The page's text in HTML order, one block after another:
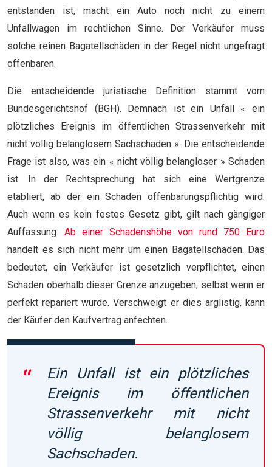
entstanden ist, macht ein Auto noch nicht zu einem
Unfallwagen im rechtlichen Sinne. Der Verkäufer muss
solche reinen Bagatellschäden in der Regel nicht ungefragt
offenbaren.
Die entscheidende juristische Definition stammt vom
Bundesgerichtshof (BGH). Demnach ist ein Unfall « ein
plötzliches Ereignis im öffentlichen Strassenverkehr mit
nicht völlig belanglosem Sachschaden ». Die entscheidende
Frage ist also, was ein « nicht völlig belangloser » Schaden
ist. In der Rechtsprechung hat sich eine Wertgrenze
etabliert, ab der ein Schaden offenbarungspflichtig wird.
Auch wenn es kein festes Gesetz gibt, gilt nach gängiger
Auffassung: Ab einer Schadenshöhe von rund 750 Euro
handelt es sich nicht mehr um einen Bagatellschaden. Das
bedeutet, ein Verkäufer ist gesetzlich verpflichtet, einen
Schaden oberhalb dieser Grenze anzugeben, selbst wenn er
perfekt repariert wurde. Verschweigt er dies arglistig, kann
der Käufer den Kaufvertrag anfechten.
Ein Unfall ist ein plötzliches
Ereignis im öffentlichen
Strassenverkehr mit nicht
völlig belanglosem
Sachschaden.